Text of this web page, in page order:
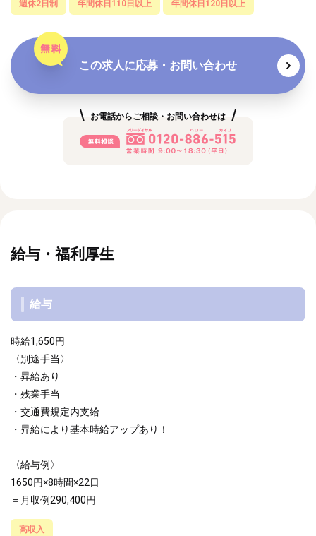
週休2日制 年間休日110日以上 年間休日120日以上
この求人に応募・お問い合わせ
お電話からご相談・お問い合わせは
給与・福利厚生
給与
時給1,650円
〈別途手当〉
・昇給あり
・残業手当
・交通費規定内支給
・昇給により基本時給アップあり！
〈給与例〉
1650円×8時間×22日
＝月収例290,400円
高収入